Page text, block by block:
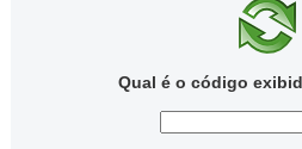
Qual é o código